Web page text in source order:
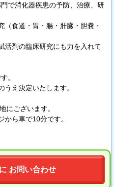
で消化器疾患の予防、治療、研
食道・胃・腸・肝臓・胆嚢・
剤の臨床研究にも力を入れて
。
え決定いたします。
にございます。
ら車で10分です。
お問い合わせ